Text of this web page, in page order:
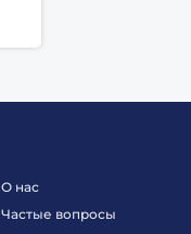
О нас
Частые вопросы